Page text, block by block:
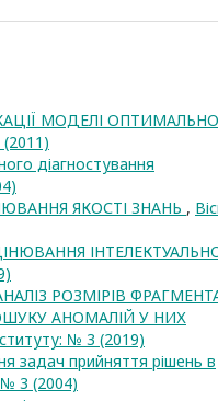
МОДЕЛІ
(2011)
діагностування
ЯКОСТІ ЗНАНЬ ,
РОЗМІРІВ
АНОМАЛІЙ У НИХ
№ 3 (2019)
задач прийняття рішень в
№ 3 (2004)